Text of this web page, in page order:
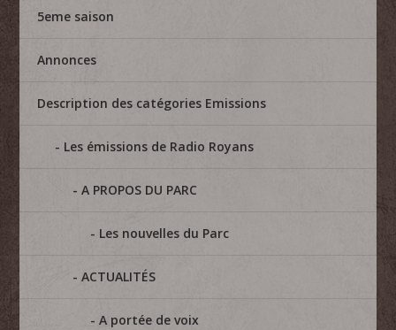
5eme saison
Annonces
Description des catégories Emissions
Les émissions de Radio Royans
A PROPOS DU PARC
Les nouvelles du Parc
ACTUALITÉS
A portée de voix